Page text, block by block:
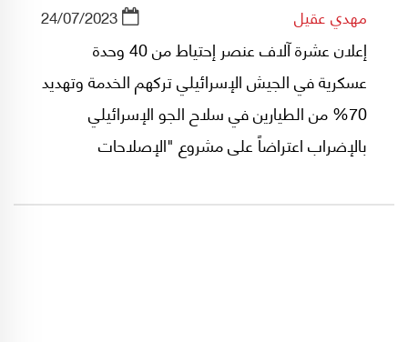
مهدي عقيل 24/07/2023
إعلان عشرة آلاف عنصر إحتياط من 40 وحدة
عسكرية في الجيش الإسرائيلي تركهم الخدمة وتهديد
70% من الطيارين في سلاح الجو الإسرائيلي
بالإضراب اعتراضاً على مشروع "الإصلاحات
الحاصل في المجتمع الإسرائيلي وما تسمى